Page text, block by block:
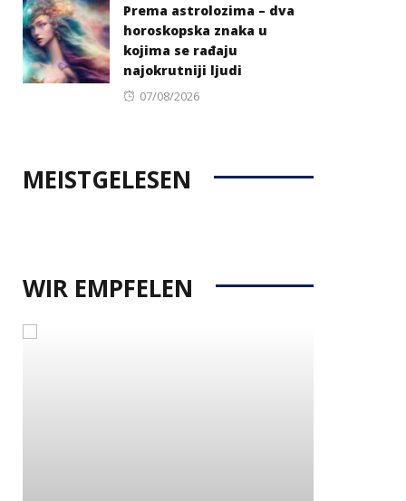
Prema astrolozima – dva
horoskopska znaka u
kojima se rađaju
najokrutniji ljudi
Posted
07/08/2026
MEISTGELESEN
WIR EMPFELEN